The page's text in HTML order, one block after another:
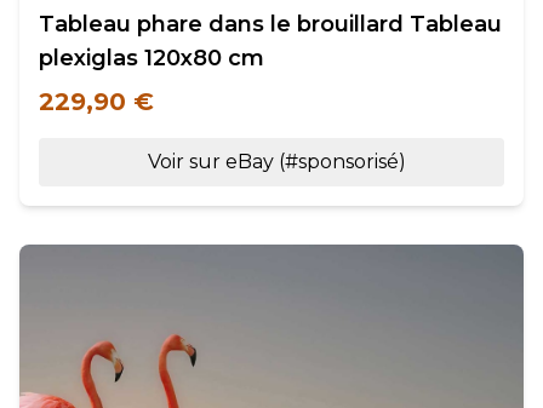
Tableau phare dans le brouillard Tableau
plexiglas 120x80 cm
229,90 €
Voir sur eBay (#sponsorisé)